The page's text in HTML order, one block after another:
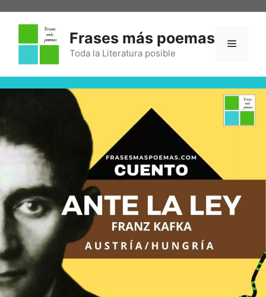
Frases más poemas
Toda la Literatura posible